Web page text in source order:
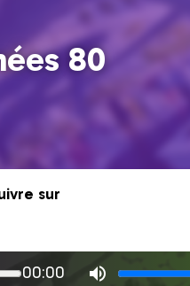
80
sur
00:00